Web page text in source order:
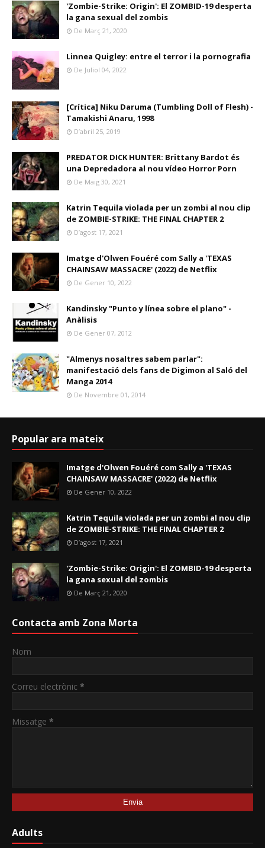
'Zombie-Strike: Origin': El ZOMBID-19 desperta
la gana sexual del zombis
De Març 21, 2020
Linnea Quigley: entre el terror i la pornografia
De Juliol 04, 2022
[Crítica] Niku Daruma (Tumbling Doll of Flesh) -
Tamakishi Anaru, 1998
D’abril 25, 2019
PREDATOR DICK HUNTER: Brittany Bardot és
una Depredadora al nou vídeo Horror Porn
De Maig 30, 2021
Katrin Tequila violada per un zombi al nou clip
de ZOMBIE-STRIKE: THE FINAL CHAPTER 2
D’agost 17, 2021
Imatge d'Olwen Fouéré com Sally a 'TEXAS
CHAINSAW MASSACRE' (2022) de Netflix
De Gener 10, 2022
Kandinsky "Punto y línea sobre el plano" -
Anàlisis
De Gener 07, 2012
"Almenys nosaltres sabem parlar":
manifestació dels fans de Digimon al Saló del
Manga 2014
De Novembre 01, 2014
Popular ara mateix
Imatge d'Olwen Fouéré com Sally a 'TEXAS
CHAINSAW MASSACRE' (2022) de Netflix
De Gener 10, 2022
Katrin Tequila violada per un zombi al nou clip
de ZOMBIE-STRIKE: THE FINAL CHAPTER 2
D’agost 17, 2021
'Zombie-Strike: Origin': El ZOMBID-19 desperta
la gana sexual del zombis
De Març 21, 2020
Contacta amb Zona Morta
Nom
Correu electrònic *
Missatge *
Adults